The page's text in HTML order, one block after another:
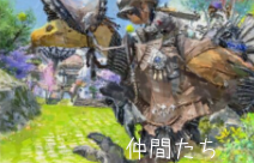
仲間たち